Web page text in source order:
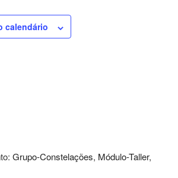
calendário
Grupo-Constelações, Módulo-Taller,